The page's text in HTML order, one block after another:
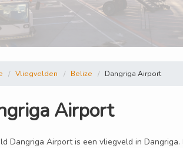
Vliegvelden Belize Dangriga Airport
Airport
Dangriga Airport is een vliegveld in